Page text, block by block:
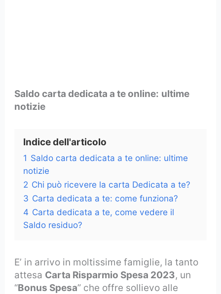
Saldo carta dedicata a te online: ultime
notizie
Indice dell'articolo
1 Saldo carta dedicata a te online: ultime
notizie
2 Chi può ricevere la carta Dedicata a te?
3 Carta dedicata a te: come funziona?
4 Carta dedicata a te, come vedere il
Saldo residuo?
E’ in arrivo in moltissime famiglie, la tanto
attesa Carta Risparmio Spesa 2023, un
“Bonus Spesa” che offre sollievo alle